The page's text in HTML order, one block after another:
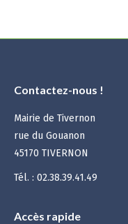
Contactez-nous !
Mairie de Tivernon
rue du Gouanon
45170 TIVERNON
Tél. : 02.38.39.41.49
Accès rapide